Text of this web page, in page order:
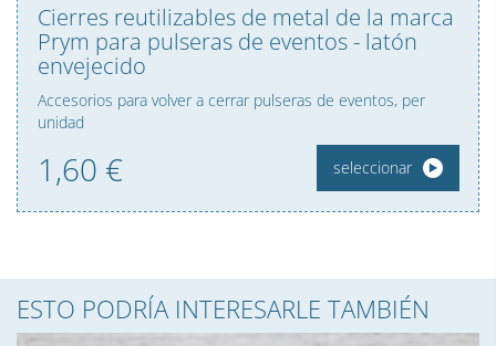
Cierres reutilizables de metal de la marca
Prym para pulseras de eventos - latón
envejecido
Accesorios para volver a cerrar pulseras de eventos, per
unidad
1,60 € seleccionar
ESTO PODRÍA INTERESARLE TAMBIÉN